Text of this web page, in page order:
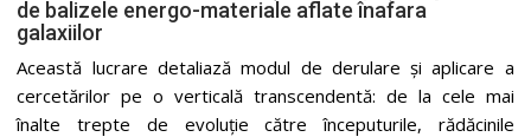
de balizele energo-materiale aflate înafara
galaxiilor
Această lucrare detaliază modul de derulare și aplicare a
cercetărilor pe o verticală transcendentă: de la cele mai
înalte trepte de evoluție către începuturile, rădăcinile